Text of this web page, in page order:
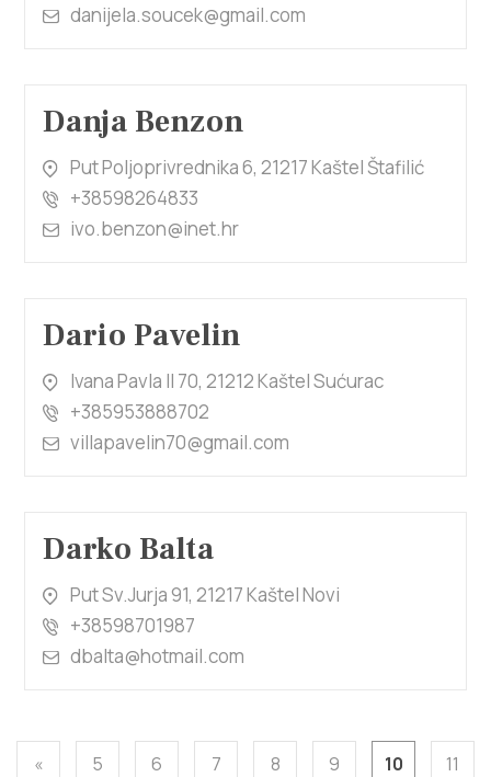
danijela.soucek@gmail.com
Danja Benzon
Put Poljoprivrednika 6, 21217 Kaštel Štafilić
+38598264833
ivo.benzon@inet.hr
Dario Pavelin
Ivana Pavla II 70, 21212 Kaštel Sućurac
+385953888702
villapavelin70@gmail.com
Darko Balta
Put Sv.Jurja 91, 21217 Kaštel Novi
+38598701987
dbalta@hotmail.com
« 5 6 7 8 9 10 11